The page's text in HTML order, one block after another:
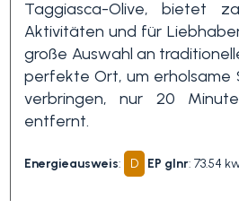
Taggiasca-Olive, bietet
Aktivitäten und für
große Auswahl an
perfekte Ort, um erholsame
verbringen, nur 20
entfernt.
Energieausweis: D EP glnr: 73.54